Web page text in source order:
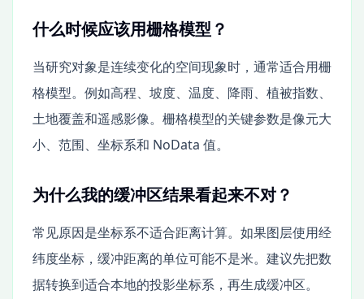
什么时候应该用栅格模型？
当研究对象是连续变化的空间现象时，通常适合用栅
格模型。例如高程、坡度、温度、降雨、植被指数、
土地覆盖和遥感影像。栅格模型的关键参数是像元大
小、范围、坐标系和 NoData 值。
为什么我的缓冲区结果看起来不对？
常见原因是坐标系不适合距离计算。如果图层使用经
纬度坐标，缓冲距离的单位可能不是米。建议先把数
据转换到适合本地的投影坐标系，再生成缓冲区。